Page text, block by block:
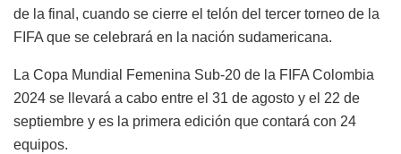
de la final, cuando se cierre el telón del tercer torneo de la
FIFA que se celebrará en la nación sudamericana.
La Copa Mundial Femenina Sub-20 de la FIFA Colombia
2024 se llevará a cabo entre el 31 de agosto y el 22 de
septiembre y es la primera edición que contará con 24
equipos.